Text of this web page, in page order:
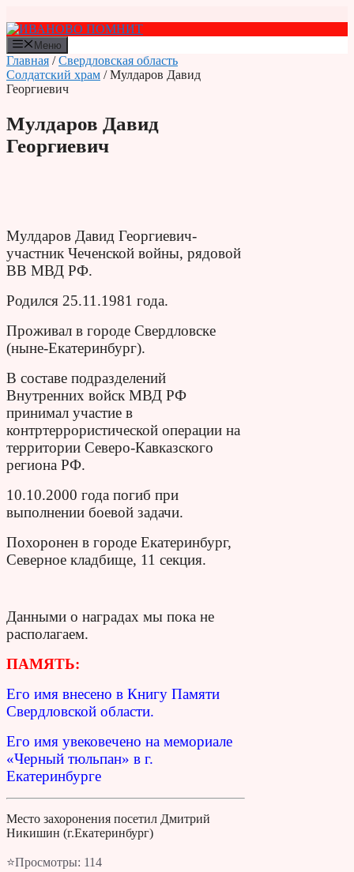
к
содержимому
Меню
Главная /Свердловская область
Солдатский храм / Мулдаров Давид
Георгиевич
Мулдаров Давид
Георгиевич
Мулдаров Давид Георгиевич-
участник Чеченской войны, рядовой
ВВ МВД РФ.
Родился 25.11.1981 года.
Проживал в городе Свердловске
(ныне-Екатеринбург).
В составе подразделений
Внутренних войск МВД РФ
принимал участие в
контртеррористической операции на
территории Северо-Кавказского
региона РФ.
10.10.2000 года погиб при
выполнении боевой задачи.
Похоронен в городе Екатеринбург,
Северное кладбище, 11 секция.
Данными о наградах мы пока не
располагаем.
ПАМЯТЬ:
Его имя внесено в Книгу Памяти
Свердловской области.
Его имя увековечено на мемориале
«Черный тюльпан» в г.
Екатеринбурге
Место захоронения посетил Дмитрий
Никишин (г.Екатеринбург)
⭐Просмотры: 114